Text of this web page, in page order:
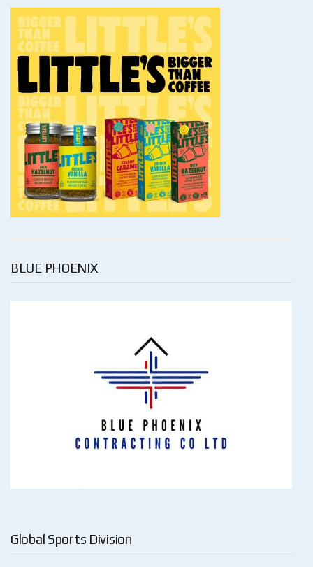
BLUE PHOENIX
Global Sports Division